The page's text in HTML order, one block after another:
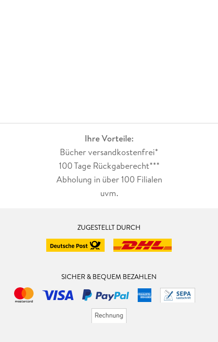
Ihre Vorteile:
Bücher versandkostenfrei*
100 Tage Rückgaberecht***
Abholung in über 100 Filialen
uvm.
ZUGESTELLT DURCH
SICHER & BEQUEM BEZAHLEN